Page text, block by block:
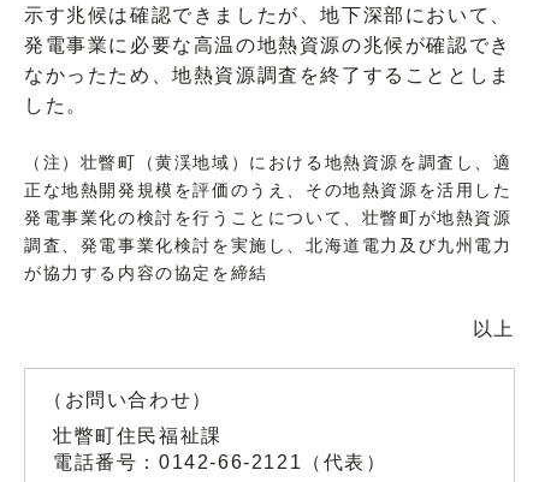
示す兆候は確認できましたが、地下深部において、
発電事業に必要な高温の地熱資源の兆候が確認でき
なかったため、地熱資源調査を終了することとしま
した。
（注）壮瞥町（黄渓地域）における地熱資源を調査し、適
正な地熱開発規模を評価のうえ、その地熱資源を活用した
発電事業化の検討を行うことについて、壮瞥町が地熱資源
調査、発電事業化検討を実施し、北海道電力及び九州電力
が協力する内容の協定を締結
以上
（お問い合わせ）
壮瞥町住民福祉課
電話番号：0142-66-2121（代表）